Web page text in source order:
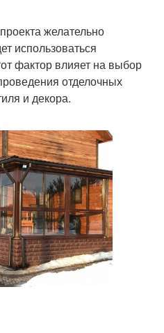
желательно
использоваться
фактор влияет на выбор
отделочных
и декора.